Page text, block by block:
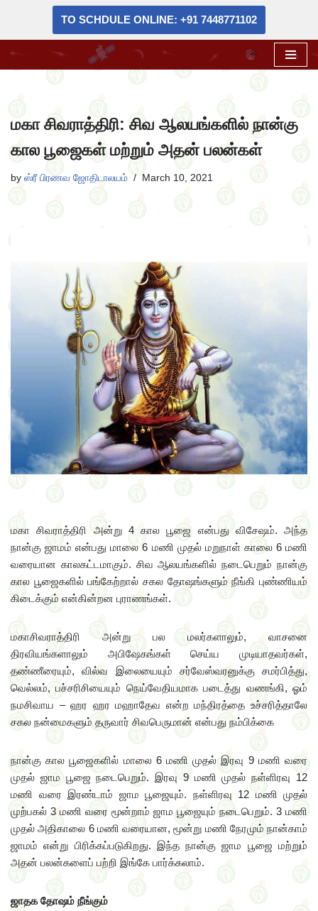
Skip
to
content
TO SCHDULE ONLINE: +91 7448771102
மகா சிவராத்திரி: சிவ ஆலயங்களில் நான்கு
கால பூஜைகள் மற்றும் அதன் பலன்கள்
by ஸ்ரீ பிரணவ ஜோதிடாலயம் March 10, 2021
மகா சிவராத்திரி அன்று 4 கால பூஜை என்பது விசேஷம். அந்த
நான்கு ஜாமம் என்பது மாலை 6 மணி முதல் மறுநாள் காலை 6 மணி
வரையான காலகட்டமாகும். சிவ ஆலயங்களில் நடைபெறும் நான்கு
கால பூஜைகளில் பங்கேற்றால் சகல தோஷங்களும் நீங்கி புண்ணியம்
கிடைக்கும் என்கின்றன புராணங்கள்.
மகாசிவராத்திரி அன்று பல மலர்களாலும், வாசனை
திரவியங்களாலும் அபிஷேகங்கள் செய்ய முடியாதவர்கள்,
தண்ணீரையும், வில்வ இலையையும் சர்வேஸ்வரனுக்கு சமர்பித்து,
வெல்லம், பச்சரிசியையும் நெய்வேதியமாக படைத்து வணங்கி, ஓம்
நமசிவாய – ஹர ஹர மஹாதேவ என்ற மந்திரத்தை உச்சரித்தாலே
சகல நன்மைகளும் தருவார் சிவபெருமான் என்பது நம்பிக்கை
நான்கு கால பூஜைகளில் மாலை 6 மணி முதல் இரவு 9 மணி வரை
முதல் ஜாம பூஜை நடைபெறும். இரவு 9 மணி முதல் நள்ளிரவு 12
மணி வரை இரண்டாம் ஜாம பூஜையும். நள்ளிரவு 12 மணி முதல்
முற்பகல் 3 மணி வரை மூன்றாம் ஜாம பூஜையும் நடைபெறும். 3 மணி
முதல் அதிகாலை 6 மணி வரையான, மூன்று மணி நேரமும் நான்காம்
ஜாமம் என்று பிரிக்கப்படுகிறது. இந்த நான்கு ஜாம பூஜை மற்றும்
அதன் பலன்களைப் பற்றி இங்கே பார்க்கலாம்.
ஜாதக தோஷம் நீங்கும்